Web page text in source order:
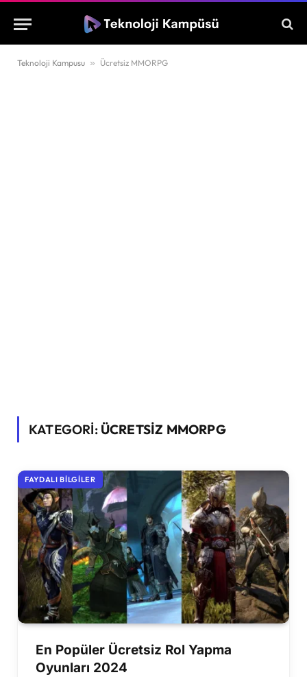
Teknoloji Kampusu » Ücretsiz MMORPG
KATEGORİ: ÜCRETSIZ MMORPG
FAYDALI BILGILER
En Popüler Ücretsiz Rol Yapma
Oyunları 2024